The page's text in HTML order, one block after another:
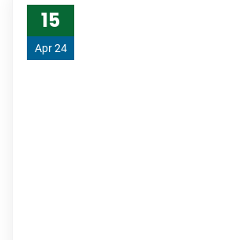
15
Apr 24